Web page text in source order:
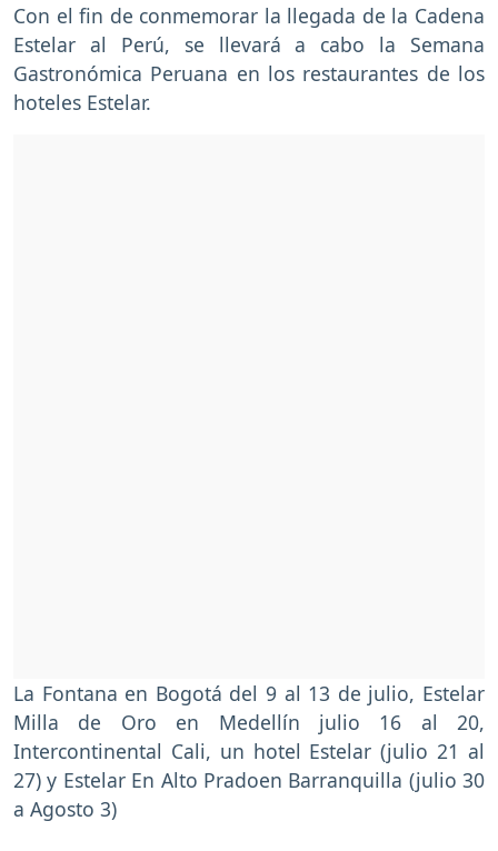
Con el fin de conmemorar la llegada de la Cadena
Estelar al Perú, se llevará a cabo la Semana
Gastronómica Peruana en los restaurantes de los
hoteles Estelar.
La Fontana en Bogotá del 9 al 13 de julio, Estelar
Milla de Oro en Medellín julio 16 al 20,
Intercontinental Cali, un hotel Estelar (julio 21 al
27) y Estelar En Alto Pradoen Barranquilla (julio 30
a Agosto 3)